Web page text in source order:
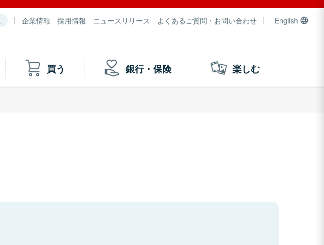
企業情報 採用情報 ニュースリリース よくあるご質問・お問い合わせ English
買う 銀行・保険 楽しむ